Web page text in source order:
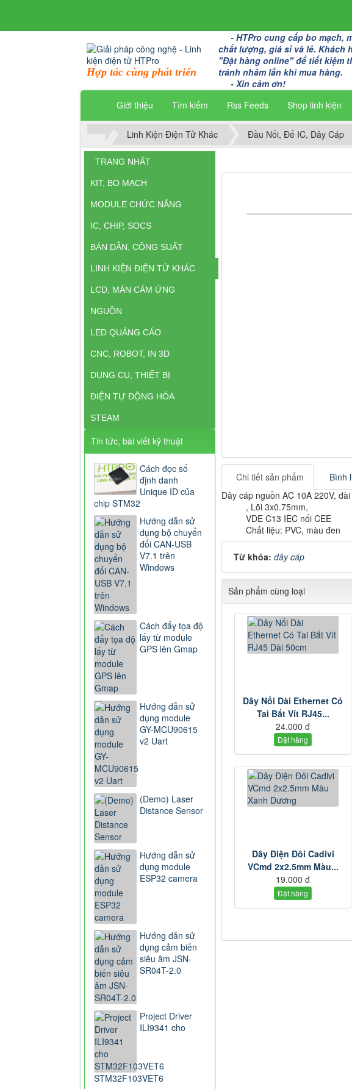
Hợp tác cùng phát triển
- HTPro cung cấp bo mạch,
chất lượng, giá sỉ và lẻ. Khách
"Đặt hàng online" để tiết kiệm
tránh nhầm lẫn khi mua hàng.
- Xin cảm ơn!
Giới thiệu Tìm kiếm Rss Feeds Shop linh kiện
Linh Kiện Điện Tử Khác Đầu Nối, Đế IC, Dây Cáp
Chi tiết sản phẩm
Bình
Dây cáp nguồn AC 10A 220V,
, Lõi 3x0.75mm,
VDE C13 IEC nối CEE
Chất liệu: PVC, màu đen
Từ khóa: dây cáp
Sản phẩm cùng loại
Dây Nối Dài Ethernet Có
Tai Bắt Vít RJ45...
24.000 đ
Đặt hàng
Dây Điện Đôi Cadivi
VCmd 2x2.5mm Màu...
19.000 đ
Đặt hàng
TRANG NHẤT
KIT, BO MẠCH
MODULE CHỨC NĂNG
IC, CHIP, SOCS
BÁN DẪN, CÔNG SUẤT
LINH KIỆN ĐIỆN TỬ KHÁC
LCD, MÀN CẢM ỨNG
NGUỒN
LED QUẢNG CÁO
CNC, ROBOT, IN 3D
DỤNG CỤ, THIẾT BỊ
ĐIỆN TỰ ĐỘNG HÓA
STEAM
Tin tức, bài viết kỹ thuật
Cách đọc số
định danh
Unique ID của
chip STM32
Hướng dẫn sử
dụng bộ chuyển
đổi CAN-USB
V7.1 trên
Windows
Cách đẩy tọa độ
lấy từ module
GPS lên Gmap
Hướng dẫn sử
dụng module
GY-MCU90615
v2 Uart
(Demo) Laser
Distance Sensor
Hướng dẫn sử
dụng module
ESP32 camera
Hướng dẫn sử
dụng cảm biến
siêu âm JSN-
SR04T-2.0
Project Driver
ILI9341 cho
STM32F103VET6